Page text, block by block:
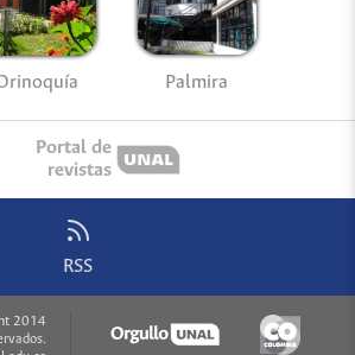
Palmira
Portal de
revistas
RSS
2014